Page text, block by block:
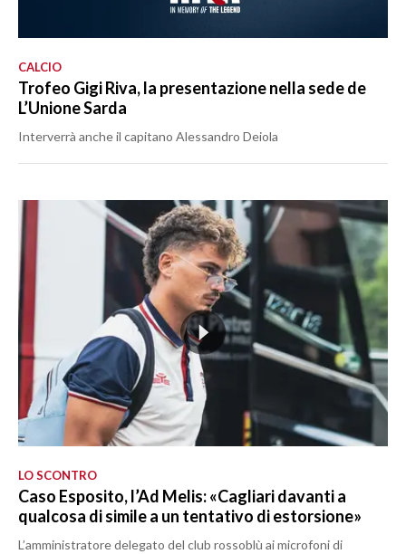
CALCIO
Trofeo Gigi Riva, la presentazione nella sede de
L’Unione Sarda
Interverrà anche il capitano Alessandro Deiola
LO SCONTRO
Caso Esposito, l’Ad Melis: «Cagliari davanti a
qualcosa di simile a un tentativo di estorsione»
L’amministratore delegato del club rossoblù ai microfoni di